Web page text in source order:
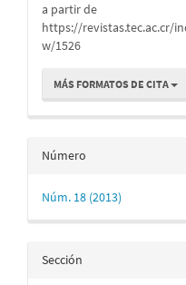
a partir de
https://revistas.tec.ac.cr/
w/1526
MÁS FORMATOS DE CITA
Número
Núm. 18 (2013)
Sección